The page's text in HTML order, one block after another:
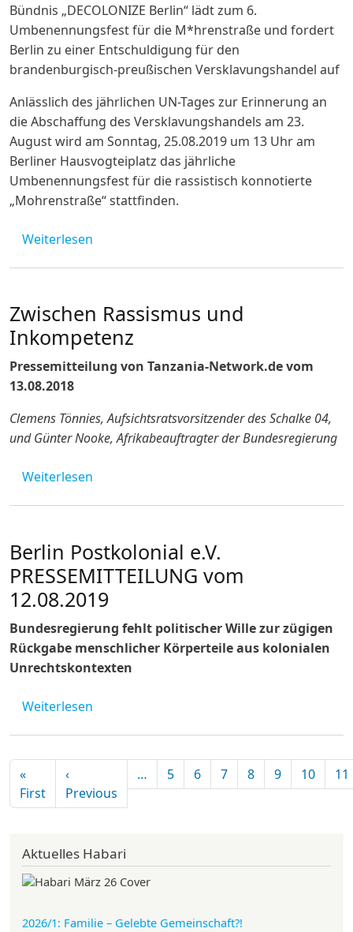
Bündnis „DECOLONIZE Berlin“ lädt zum 6.
Umbenennungsfest für die M*hrenstraße und fordert
Berlin zu einer Entschuldigung für den
brandenburgisch-preußischen Versklavungshandel auf
Anlässlich des jährlichen UN-Tages zur Erinnerung an
die Abschaffung des Versklavungshandels am 23.
August wird am Sonntag, 25.08.2019 um 13 Uhr am
Berliner Hausvogteiplatz das jährliche
Umbenennungsfest für die rassistisch konnotierte
„Mohrenstraße“ stattfinden.
Weiterlesen
Zwischen Rassismus und
Inkompetenz
Pressemitteilung von Tanzania-Network.de vom
13.08.2018
Clemens Tönnies, Aufsichtsratsvorsitzender des Schalke 04,
und Günter Nooke, Afrikabeauftragter der Bundesregierung
Weiterlesen
Berlin Postkolonial e.V.
PRESSEMITTEILUNG vom
12.08.2019
Bundesregierung fehlt politischer Wille zur zügigen
Rückgabe menschlicher Körperteile aus kolonialen
Unrechtskontexten
Weiterlesen
Seitennummerierung
«
FirstErste Seite
‹
Previous Vorherige Seite
… 5 6 7 8 9 10 11
Aktuelles Habari
2026/1: Familie – Gelebte Gemeinschaft?!